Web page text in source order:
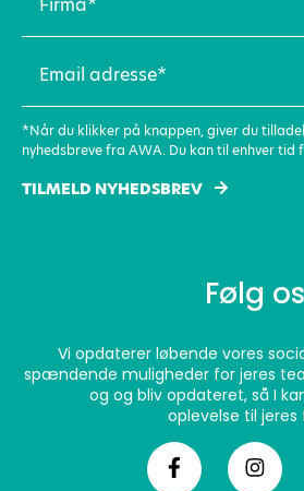
(Påkrævet)
adresse
(Påkrævet)
*Når du klikker på knappen, giver du
nyhedsbreve fra AWA. Du kan til enhver tid
TILMELD NYHEDSBREV
Følg os
Vi opdaterer løbende vores
spændende muligheder for jeres
og og bliv opdateret, så I
oplevelse til jeres